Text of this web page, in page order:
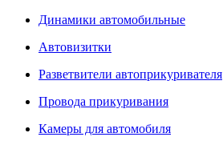
Динамики автомобильные
Автовизитки
Разветвители автоприкуривателя
Провода прикуривания
Камеры для автомобиля